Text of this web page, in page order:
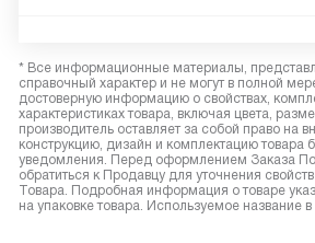
* Все информационные материалы,
справочный характер и не могут в полной
достоверную информацию о свойствах,
характеристиках товара, включая цвета,
производитель оставляет за собой право на
конструкцию, дизайн и комплектацию товара
уведомления. Перед оформлением Заказа
обратиться к Продавцу для уточнения
Товара. Подробная информация о товаре
на упаковке товара. Используемое название